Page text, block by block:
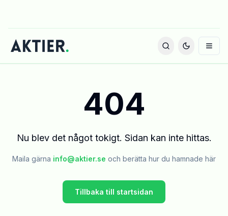
404
Nu blev det något tokigt. Sidan kan inte hittas.
Maila gärna info@aktier.se och berätta hur du hamnade här
Tillbaka till startsidan